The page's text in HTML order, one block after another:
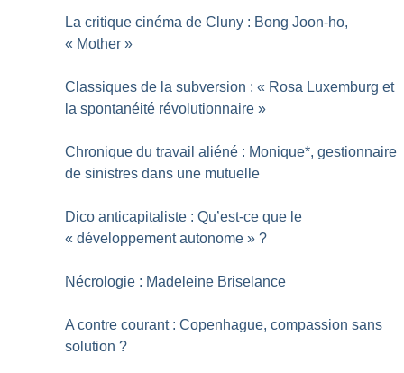
La critique cinéma de Cluny : Bong Joon-ho,
« Mother »
Classiques de la subversion : « Rosa Luxemburg et
la spontanéité révolutionnaire »
Chronique du travail aliéné : Monique*, gestionnaire
de sinistres dans une mutuelle
Dico anticapitaliste : Qu’est-ce que le
« développement autonome » ?
Nécrologie : Madeleine Briselance
A contre courant : Copenhague, compassion sans
solution ?